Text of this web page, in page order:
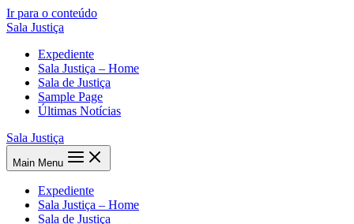
Ir para o conteúdo
Sala Justiça
Expediente
Sala Justiça – Home
Sala de Justiça
Sample Page
Últimas Notícias
Sala Justiça
Main Menu
Expediente
Sala Justiça – Home
Sala de Justiça